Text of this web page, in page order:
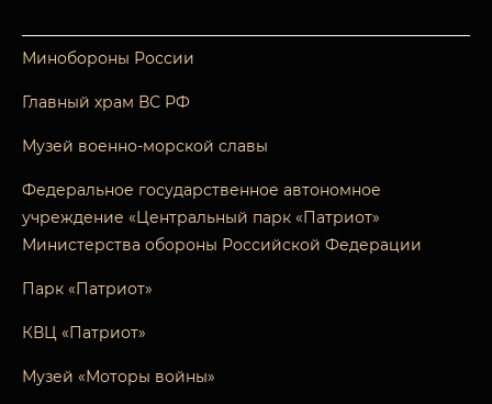
Минобороны России
Главный храм ВС РФ
Музей военно-морской славы
Федеральное государственное автономное
учреждение «Центральный парк «Патриот»
Министерства обороны Российской Федерации
Парк «Патриот»
КВЦ «Патриот»
Музей «Моторы войны»